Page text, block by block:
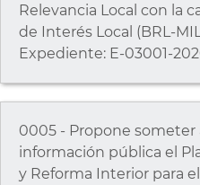
Relevancia Local con la
de Interés Local (BRL-
Expediente: E-03001-
0005 - Propone someter
información pública el
y Reforma Interior para